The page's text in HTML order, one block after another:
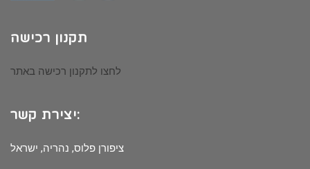
תקנון רכישה
לחצו לתקנון רכישה באתר
יצירת קשר:
ציפורן פלוס, נהריה, ישראל